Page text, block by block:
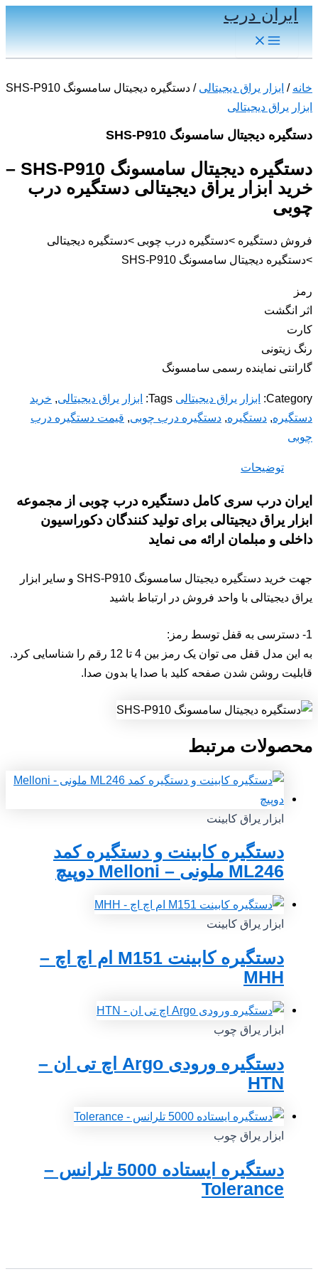
پرش
به
محتوا
ایران درب
Main
Menu
خانه / ابزار یراق دیجیتالی / دستگیره دیجیتال سامسونگ SHS-P910
ابزار یراق دیجیتالی
دستگیره دیجیتال سامسونگ SHS-P910
دستگیره دیجیتال سامسونگ SHS-P910 –
خرید ابزار یراق دیجیتالی دستگیره درب
چوبی
فروش دستگیره >دستگیره درب چوبی >دستگیره دیجیتالی
>دستگیره دیجیتال سامسونگ SHS-P910
رمز
اثر انگشت
کارت
رنگ زیتونی
گارانتی نماینده رسمی سامسونگ
Category: ابزار یراق دیجیتالی Tags: ابزار یراق دیجیتالی, خرید
دستگیره, دستگیره, دستگیره درب چوبی, قیمت دستگیره درب
چوبی
توضیحات
ایران درب سری کامل دستگیره درب چوبی از مجموعه
ابزار یراق دیجیتالی برای تولید کنندگان دکوراسیون
داخلی و مبلمان ارائه می نماید
جهت خرید دستگیره دیجیتال سامسونگ SHS-P910 و سایر ابزار
یراق دیجیتالی با واحد فروش در ارتباط باشید
1- دسترسی به قفل توسط رمز:
به این مدل قفل می توان یک رمز بین 4 تا 12 رقم را شناسایی کرد.
قابلیت روشن شدن صفحه کلید با صدا یا بدون صدا.
محصولات مرتبط
ابزار یراق کابینت
دستگیره کابینت و دستگیره کمد
ML246 ملونی – Melloni دوپیچ
ابزار یراق کابینت
دستگیره کابینت M151 ام اچ اچ –
MHH
ابزار یراق چوب
دستگیره ورودی Argo اچ تی ان –
HTN
ابزار یراق چوب
دستگیره ایستاده 5000 تلرانس –
Tolerance